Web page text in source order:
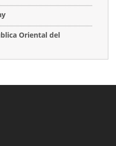
Oriental del